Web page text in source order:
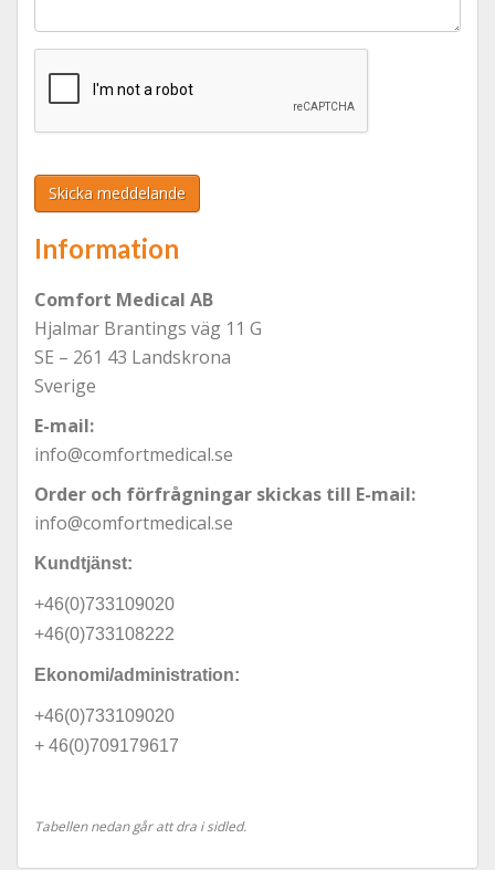
Information
Comfort Medical AB
Hjalmar Brantings väg 11 G
SE – 261 43 Landskrona
Sverige
E-mail:
info@comfortmedical.se
Order och förfrågningar skickas till E-mail:
info@comfortmedical.se
Kundtjänst:
+46(0)733109020
+46(0)733108222
Ekonomi/administration:
+46(0)733109020
+ 46(0)709179617
Tabellen nedan går att dra i sidled.